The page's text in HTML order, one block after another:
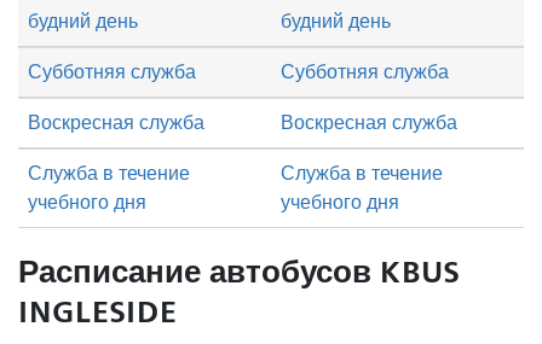
Субботняя служба Субботняя служба
Воскресная служба Воскресная служба
будний день будний день
Служба в течение
учебного дня
Служба в течение
учебного дня
Расписание автобусов KBUS
INGLESIDE